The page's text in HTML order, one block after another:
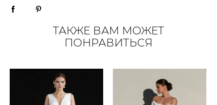
ТАКЖЕ ВАМ МОЖЕТ
ПОНРАВИТЬСЯ